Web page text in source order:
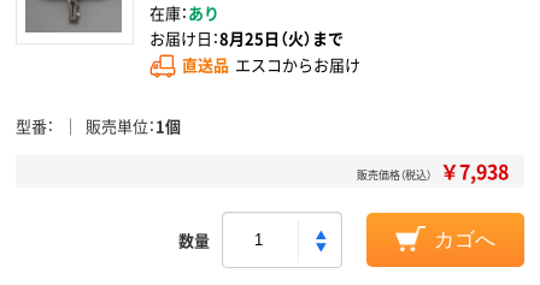
在庫：あり
お届け日：8月25日（火）まで
直送品 エスコからお届け
型番 販売単位 1個
販売価格（税込） ￥7,938
数量 カゴへ